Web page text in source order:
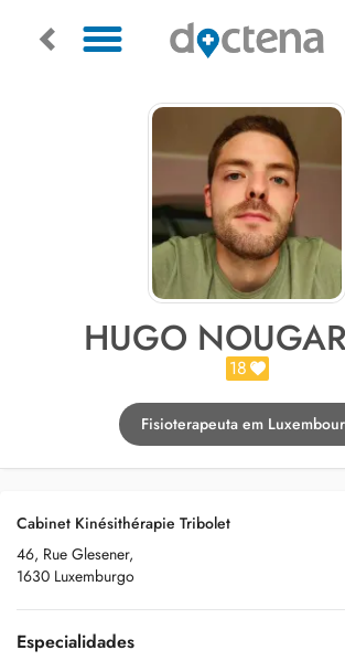
HUGO
18
Fisioterapeuta em
Cabinet Kinésithérapie Tribolet
46, Rue Glesener,
1630 Luxemburgo
Especialidades